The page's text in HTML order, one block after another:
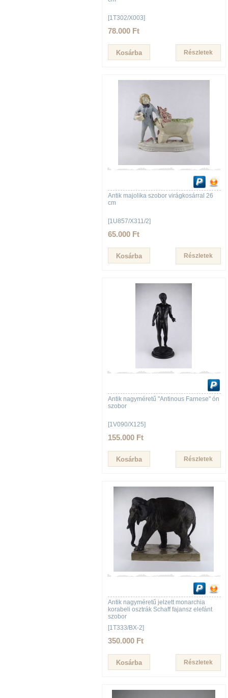
[1T302/X003]
78.000 Ft
Részletek
Antik majolika szobor virágkosárral 26
cm
[1U857/X311/2]
65.000 Ft
Részletek
Antik nagyméretű "Antinous Farnese" ón
szobor
[1V090/X125]
155.000 Ft
Részletek
Antik nagyméretű jelzett monarchia
korabeli osztrák Schaff fajansz elefánt
szobor
[1T333/BX-2]
350.000 Ft
Részletek